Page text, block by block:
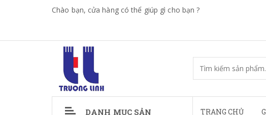
Chào bạn, cửa hàng có thể giúp gì cho bạn ?
DANH MỤC SẢN TRANG CHỦ